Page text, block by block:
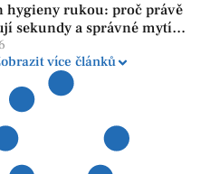
hygieny rukou: proč právě
sekundy a správné mytí
více článků